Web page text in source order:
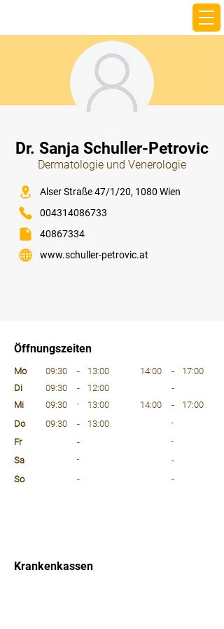
Dr. Sanja Schuller-Petrovic
Dermatologie und Venerologie
Alser Straße 47/1/20, 1080 Wien
004314086733
40867334
www.schuller-petrovic.at
Öffnungszeiten
Mo
09:30 - 13:00 14:00 -
17:00
Di
09:30 - 12:00
-
Mi
09:30 - 13:00 14:00 -
17:00
Do
09:30 - 13:00 -
Fr - -
Sa -
-
So
-
-
Krankenkassen